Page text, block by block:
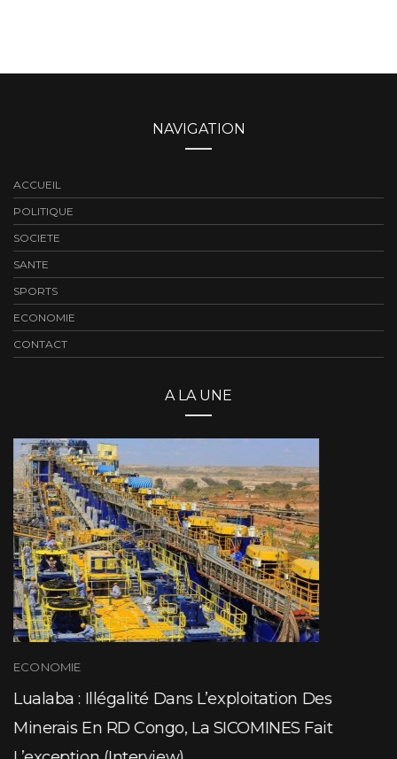
NAVIGATION
ACCUEIL
POLITIQUE
SOCIETE
SANTE
SPORTS
ECONOMIE
CONTACT
A LA UNE
ECONOMIE
Lualaba : Illégalité Dans L’exploitation Des
Minerais En RD Congo, La SICOMINES Fait